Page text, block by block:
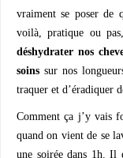
vraiment se poser de
voilà, pratique ou
déshydrater nos
soins sur nos
traquer et d’éradiquer
Comment ça j’y vais
quand on vient de se
une soirée dans 1h.